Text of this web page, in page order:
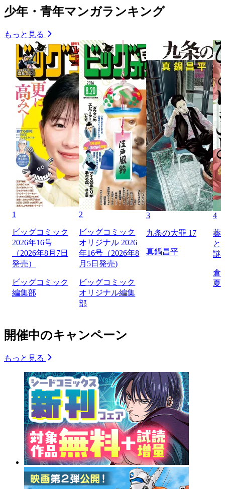
少年・青年マンガランキング
もっと見る
1
ビッグコミック
2026年16号
（2026年8月7日
発売）
ビッグコミック
編集部
2
ビッグコミック
オリジナル 2026
年16号（2026年8
月5日発売)
ビッグコミック
オリジナル編集
部
3
九条の大罪 17
真鍋昌平
4
薬
と
謎
倉
夏
開催中のキャンペーン
もっと見る